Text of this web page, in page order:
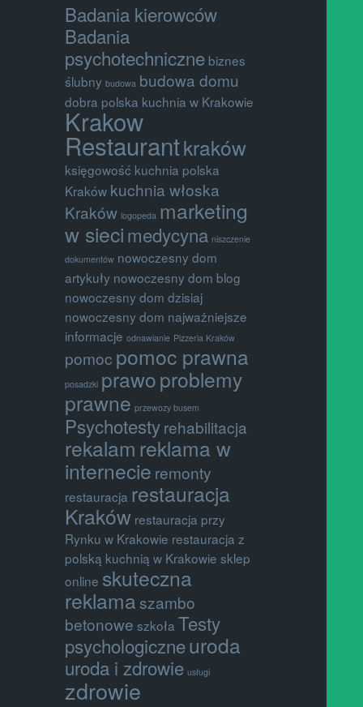
Badania kierowców
Badania
psychotechniczne biznes
ślubny budowa budowa domu
dobra polska kuchnia w Krakowie
Krakow
Restaurantkraków
księgowość kuchnia polska
Kraków kuchnia włoska
Kraków logopeda marketing
w siecimedycyna niszczenie
dokumentów nowoczesny dom
artykuły nowoczesny dom blog
nowoczesny dom dzisiaj
nowoczesny dom najważniejsze
informacje odnawianie Pizzeria Kraków
pomoc pomoc prawna
posadzki prawoproblemy
prawne przewozy busem
Psychotestyrehabilitacja
rekalam reklama w
internecie remonty
restauracja restauracja
Kraków restauracja przy
Rynku w Krakowie restauracja z
polską kuchnią w Krakowie sklep
online skuteczna
reklama szambo
betonowe szkoła Testy
psychologiczneuroda
uroda i zdrowie usługi
zdrowie